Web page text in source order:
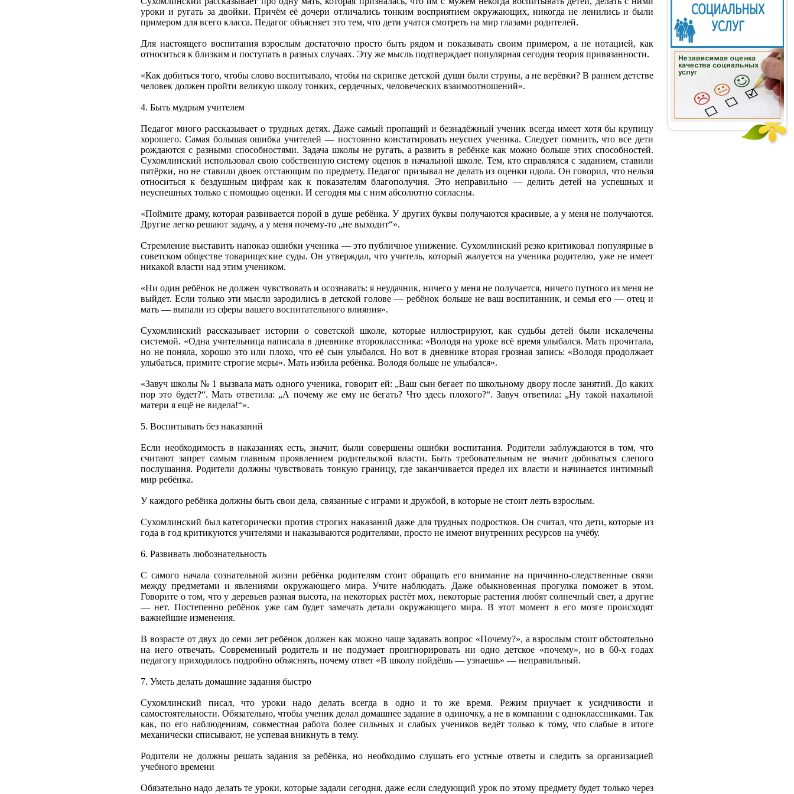
уроки и ругать за двойки. Причём её дочери отличались тонким восприятием окружающих, никогда не ленились и были
примером для всего класса. Педагог объясняет это тем, что дети учатся смотреть на мир глазами родителей.
Для настоящего воспитания взрослым достаточно просто быть рядом и показывать своим примером, а не нотацией, как
относиться к близким и поступать в разных случаях. Эту же мысль подтверждает популярная сегодня теория привязанности.
«Как добиться того, чтобы слово воспитывало, чтобы на скрипке детской души были струны, а не верёвки? В раннем детстве
человек должен пройти великую школу тонких, сердечных, человеческих взаимоотношений».
4. Быть мудрым учителем
Педагог много рассказывает о трудных детях. Даже самый пропащий и безнадёжный ученик всегда имеет хотя бы крупицу
хорошего. Самая большая ошибка учителей — постоянно констатировать неуспех ученика. Следует помнить, что все дети
рождаются с разными способностями. Задача школы не ругать, а развить в ребёнке как можно больше этих способностей.
Сухомлинский использовал свою собственную систему оценок в начальной школе. Тем, кто справлялся с заданием, ставили
пятёрки, но не ставили двоек отстающим по предмету. Педагог призывал не делать из оценки идола. Он говорил, что нельзя
относиться к бездушным цифрам как к показателям благополучия. Это неправильно — делить детей на успешных и
неуспешных только с помощью оценки. И сегодня мы с ним абсолютно согласны.
«Поймите драму, которая развивается порой в душе ребёнка. У других буквы получаются красивые, а у меня не получаются.
Другие легко решают задачу, а у меня почему-то „не выходит“».
Стремление выставить напоказ ошибки ученика — это публичное унижение. Сухомлинский резко критиковал популярные в
советском обществе товарищеские суды. Он утверждал, что учитель, который жалуется на ученика родителю, уже не имеет
никакой власти над этим учеником.
«Ни один ребёнок не должен чувствовать и осознавать: я неудачник, ничего у меня не получается, ничего путного из меня не
выйдет. Если только эти мысли зародились в детской голове — ребёнок больше не ваш воспитанник, и семья его — отец и
мать — выпали из сферы вашего воспитательного влияния».
Сухомлинский рассказывает истории о советской школе, которые иллюстрируют, как судьбы детей были искалечены
системой. «Одна учительница написала в дневнике второклассника: «Володя на уроке всё время улыбался. Мать прочитала,
но не поняла, хорошо это или плохо, что её сын улыбался. Но вот в дневнике вторая грозная запись: «Володя продолжает
улыбаться, примите строгие меры». Мать избила ребёнка. Володя больше не улыбался».
«Завуч школы № 1 вызвала мать одного ученика, говорит ей: „Ваш сын бегает по школьному двору после занятий. До каких
пор это будет?“. Мать ответила: „А почему же ему не бегать? Что здесь плохого?“. Завуч ответила: „Ну такой нахальной
матери я ещё не видела!“».
5. Воспитывать без наказаний
Если необходимость в наказаниях есть, значит, были совершены ошибки воспитания. Родители заблуждаются в том, что
считают запрет самым главным проявлением родительской власти. Быть требовательным не значит добиваться слепого
послушания. Родители должны чувствовать тонкую границу, где заканчивается предел их власти и начинается интимный
мир ребёнка.
У каждого ребёнка должны быть свои дела, связанные с играми и дружбой, в которые не стоит лезть взрослым.
Сухомлинский был категорически против строгих наказаний даже для трудных подростков. Он считал, что дети, которые из
года в год критикуются учителями и наказываются родителями, просто не имеют внутренних ресурсов на учёбу.
6. Развивать любознательность
С самого начала сознательной жизни ребёнка родителям стоит обращать его внимание на причинно-следственные связи
между предметами и явлениями окружающего мира. Учите наблюдать. Даже обыкновенная прогулка поможет в этом.
Говорите о том, что у деревьев разная высота, на некоторых растёт мох, некоторые растения любят солнечный свет, а другие
— нет. Постепенно ребёнок уже сам будет замечать детали окружающего мира. В этот момент в его мозге происходят
важнейшие изменения.
В возрасте от двух до семи лет ребёнок должен как можно чаще задавать вопрос «Почему?», а взрослым стоит обстоятельно
на него отвечать. Современный родитель и не подумает проигнорировать ни одно детское «почему», но в 60-х годах
педагогу приходилось подробно объяснять, почему ответ «В школу пойдёшь — узнаешь» — неправильный.
7. Уметь делать домашние задания быстро
Сухомлинский писал, что уроки надо делать всегда в одно и то же время. Режим приучает к усидчивости и
самостоятельности. Обязательно, чтобы ученик делал домашнее задание в одиночку, а не в компании с одноклассниками. Так
как, по его наблюдениям, совместная работа более сильных и слабых учеников ведёт только к тому, что слабые в итоге
механически списывают, не успевая вникнуть в тему.
Родители не должны решать задания за ребёнка, но необходимо слушать его устные ответы и следить за организацией
учебного времени
Обязательно надо делать те уроки, которые задали сегодня, даже если следующий урок по этому предмету будет только через